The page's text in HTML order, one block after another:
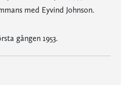
med Eyvind Johnson.
gången 1953.